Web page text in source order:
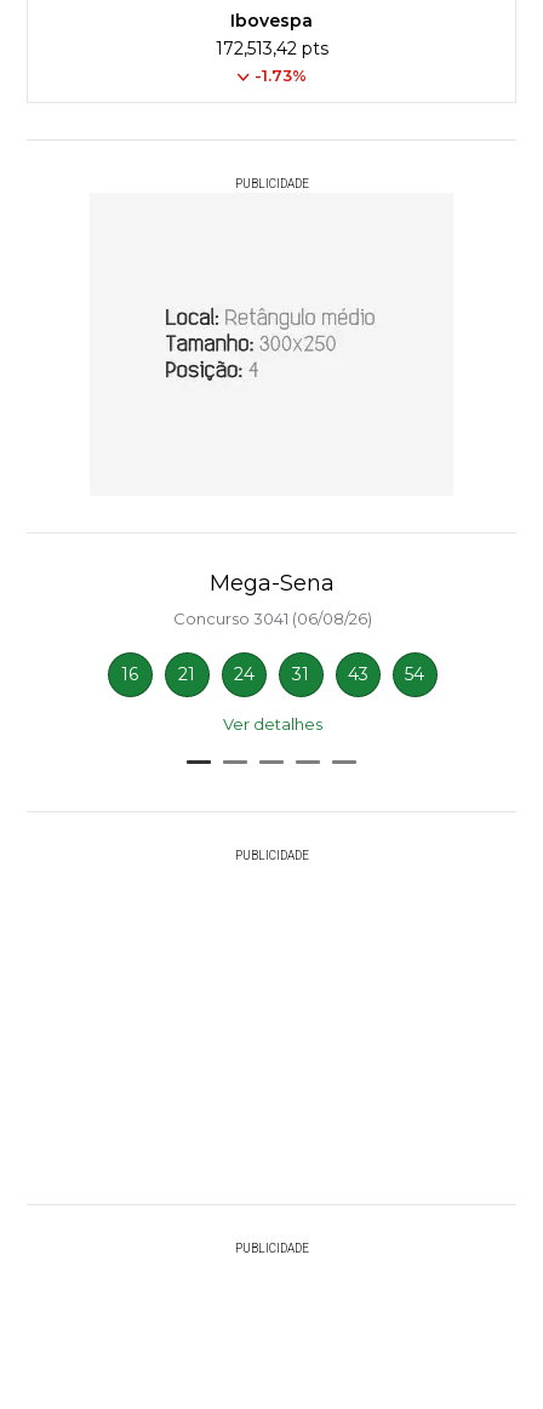
Ibovespa
172,513,42 pts
-1.73%
PUBLICIDADE
Mega-Sena
Concurso 3041 (06/08/26)
16 21 24 31 43 54
Ver detalhes
PUBLICIDADE
PUBLICIDADE